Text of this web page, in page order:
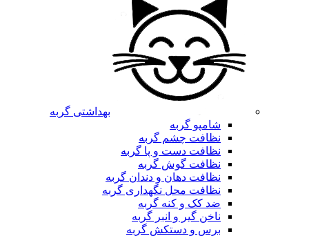
بهداشتی گربه
شامپو گربه
نظافت چشم گربه
نظافت دست و پا گربه
نظافت گوش گربه
نظافت دهان و دندان گربه
نظافت محل نگهداری گربه
ضد کک و کنه گربه
ناخن گیر و انبر گربه
برس و دستکش گربه